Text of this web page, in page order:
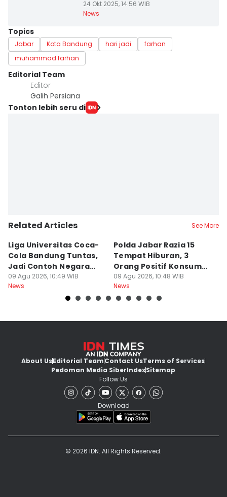
24 Okt 2025, 14:56 WIB
News
Topics
Jabar Kota Bandung hari jadi
farhan
muhammad farhan
Editorial Team
Editor
Galih Persiana
Tonton lebih seru di
Related Articles See More
Liga Universitas Coca-
Cola Bandung Tuntas,
Jadi Contoh Negara
Lain
09 Agu 2026, 10:49 WIB
News
Polda Jabar Razia 15
Tempat Hiburan, 3
Orang Positif Konsumsi
Narkoba
09 Agu 2026, 10:48 WIB
News
About UsEditorial TeamContact UsTerms of Services
Pedoman Media SiberIndexSitemap
Follow Us
Download
© 2026 IDN. All Rights Reserved.